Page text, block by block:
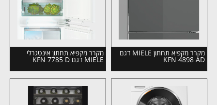
מקרר מקפיא תחתון MIELE דגם
KFN 4898 AD
מקרר מקפיא תחתון אינטגרלי
MIELE דגם KFN 7785 D